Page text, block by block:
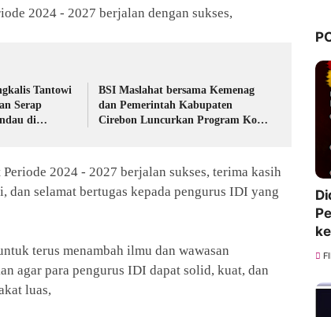
2024 - 2027 berjalan dengan sukses,
Tantowi
Serap
di
BSI Maslahat bersama Kemenag
dan Pemerintah Kabupaten
Cirebon Luncurkan Program Kota
2024 - 2027 berjalan sukses, terima kasih
selamat bertugas kepada pengurus IDI yang
terus menambah ilmu dan wawasan
agar para pengurus IDI dapat solid, kuat, dan
luas,